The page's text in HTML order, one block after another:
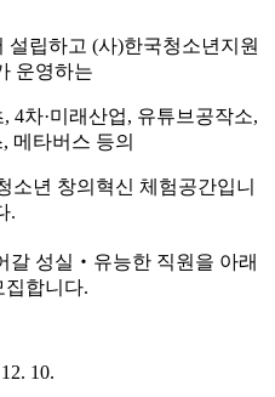
설립하고 (사)한국청소년지원
운영하는
, 4차·미래산업, 유튜브공작소,
, 메타버스 등의
소년 창의혁신 체험공간입니
.
갈 성실 ‧ 유능한 직원을 아래
집합니다.
10.